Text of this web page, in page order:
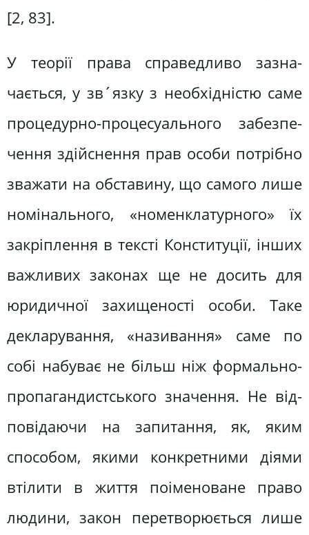
[2, 83].
У теорії права справедливо зазна­
чається, у зв´язку з необхідністю саме
процедурно-процесуального забезпе­
чення здійснення прав особи потрібно
зважати на обставину, що самого лише
номінального, «номенклатурного» їх
закріплення в тексті Конституції, інших
важливих законах ще не досить для
юридичної захищеності особи. Та­ке
декларування, «називання» саме по
собі набуває не більш ніж формально-
пропагандистського значення. Не від­
повідаючи на запитання, як, яким
способом, якими конкретними діями
втілити в життя поіменоване право
людини, закон перетворюється лише